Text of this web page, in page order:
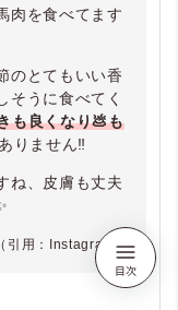
肉を食べてます
のとてもいい香
そうに食べてく
も良くなり💩も
りません‼️
ね、皮膚も丈夫
用：Instagram）